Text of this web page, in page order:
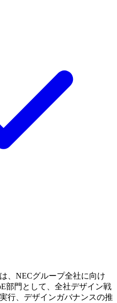
、NECグループ全社に向け
部門として、全社デザイン戦
行、デザインガバナンスの推